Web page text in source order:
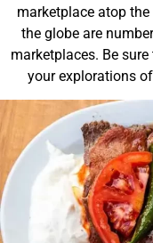
marketplace atop
the globe are
marketplaces. Be
your explorations